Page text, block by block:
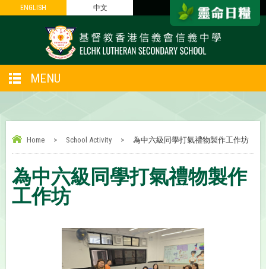
ENGLISH 中文
ENGLISH 中文
MENU
Home > School Activity > 為中六級同學打氣禮物製作工作坊
為中六級同學打氣禮物製作
工作坊